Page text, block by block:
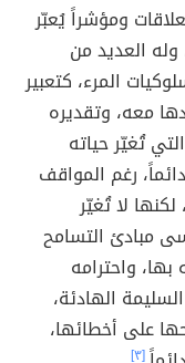
ومؤشراً يُعبّر
وله العديد من
المرء، كتعبير
معه، وتقديره
تُغيّر حياته
رغم المواقف
لا تُغيّر
مبادئ التسامح
واحترامه
الهادئة،
على أخطائها،
[٣]